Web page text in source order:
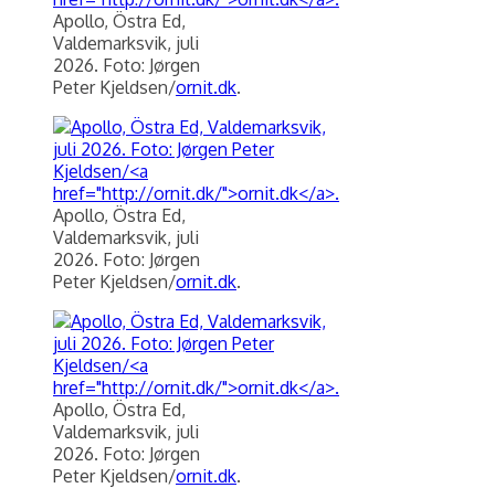
Apollo, Östra Ed,
Valdemarksvik, juli
2026. Foto: Jørgen
Peter Kjeldsen/ornit.dk.
Apollo, Östra Ed,
Valdemarksvik, juli
2026. Foto: Jørgen
Peter Kjeldsen/ornit.dk.
Apollo, Östra Ed,
Valdemarksvik, juli
2026. Foto: Jørgen
Peter Kjeldsen/ornit.dk.